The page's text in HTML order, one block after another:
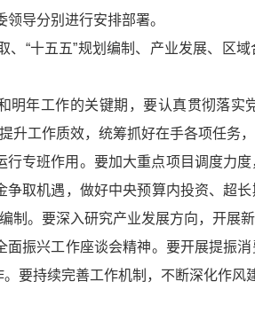
导分别进行安排部署。
“十五五”规划编制、产业发展、区
明年工作的关键期，要认真贯彻落
升工作质效，统筹抓好在手各项任务
专班作用。要加大重点项目调度力
取机遇，做好中央预算内投资、超
制。要深入研究产业发展方向，开展
振兴工作座谈会精神。要开展提振
要持续完善工作机制，不断深化作风